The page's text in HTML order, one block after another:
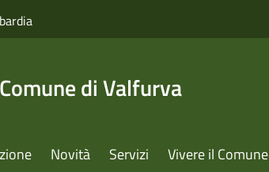
Comune di Valfurva
Novità Servizi Vivere il Comune